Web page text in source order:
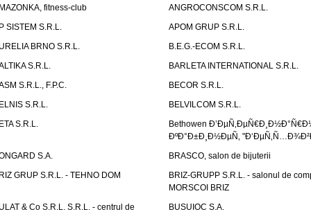
fitness-club
ANGROCONSCOM S.R.L.
SISTEM S.R.L.
APOM GRUP S.R.L.
BRNO S.R.L.
B.E.G.-ECOM S.R.L.
S.R.L.
BARLETA INTERNATIONAL S.R.L.
S.R.L., F.P.C.
BECOR S.R.L.
S.R.L.
BELVILCOM S.R.L.
S.R.L.
Bethowen
ÐºÐ°Ð±Ð¸Ð½ÐµÑ‚
S.A.
BRASCO, salon de bijuterii
GRUP S.R.L. - TEHNO DOM
BRIZ-GRUPP S.R.L. - salonul de
MORSCOI BRIZ
& Co S.R.L. S.R.L. - centrul de
BUSUIOC S.A.